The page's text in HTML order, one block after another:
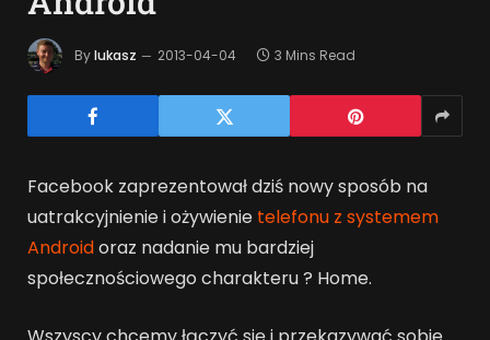
Bylukasz 2013-04-04 3 Mins Read
Facebook zaprezentował dziś nowy sposób na
uatrakcyjnienie i ożywienie telefonu z systemem
Androidoraz nadanie mu bardziej
społecznościowego charakteru ? Home.